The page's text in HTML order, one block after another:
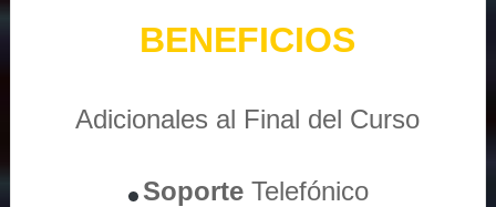
BENEFICIOS
Adicionales al Final del Curso
Soporte Telefónico